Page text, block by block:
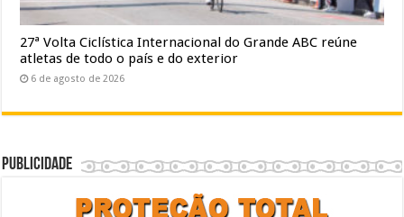
27ª Volta Ciclística Internacional do Grande ABC reúne
atletas de todo o país e do exterior
6 de agosto de 2026
Publicidade